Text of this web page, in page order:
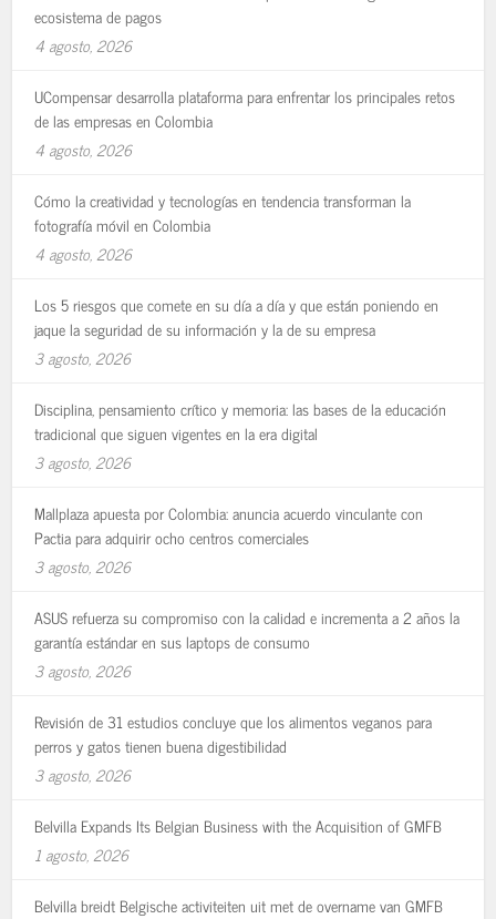
ecosistema de pagos
4 agosto, 2026
UCompensar desarrolla plataforma para enfrentar los principales retos
de las empresas en Colombia
4 agosto, 2026
Cómo la creatividad y tecnologías en tendencia transforman la
fotografía móvil en Colombia
4 agosto, 2026
Los 5 riesgos que comete en su día a día y que están poniendo en
jaque la seguridad de su información y la de su empresa
3 agosto, 2026
Disciplina, pensamiento crítico y memoria: las bases de la educación
tradicional que siguen vigentes en la era digital
3 agosto, 2026
Mallplaza apuesta por Colombia: anuncia acuerdo vinculante con
Pactia para adquirir ocho centros comerciales
3 agosto, 2026
ASUS refuerza su compromiso con la calidad e incrementa a 2 años la
garantía estándar en sus laptops de consumo
3 agosto, 2026
Revisión de 31 estudios concluye que los alimentos veganos para
perros y gatos tienen buena digestibilidad
3 agosto, 2026
Belvilla Expands Its Belgian Business with the Acquisition of GMFB
1 agosto, 2026
Belvilla breidt Belgische activiteiten uit met de overname van GMFB